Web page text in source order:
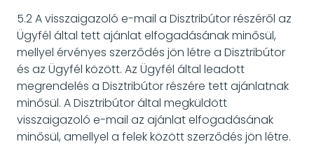
5.2 A visszaigazoló e-mail a Disztribútor részéről az
Ügyfél által tett ajánlat elfogadásának minősül,
mellyel érvényes szerződés jön létre a Disztribútor
és az Ügyfél között. Az Ügyfél által leadott
megrendelés a Disztribútor részére tett ajánlatnak
minősül. A Disztribútor által megküldött
visszaigazoló e-mail az ajánlat elfogadásának
minősül, amellyel a felek között szerződés jön létre.